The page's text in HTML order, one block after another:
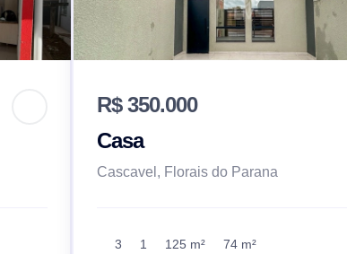
R$ 350.000
Casa
Cascavel, Florais do Parana
3 1 125 m² 74 m²